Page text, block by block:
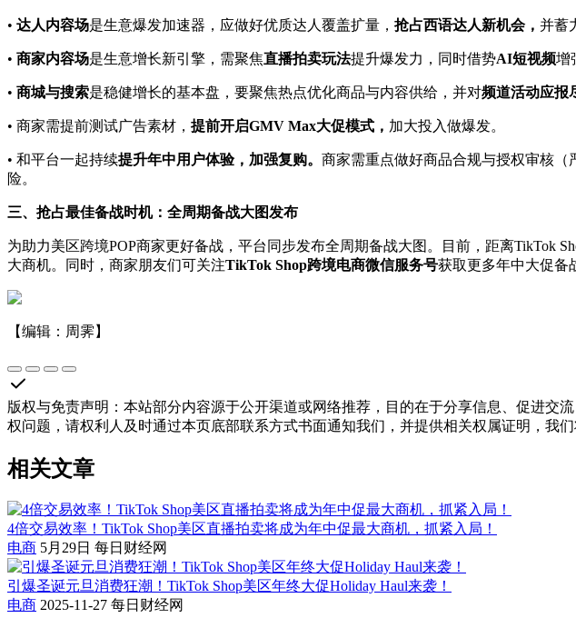
• 达人内容场是生意爆发加速器，应做好优质达人覆盖扩量， 抢占西语达人新机会， 并蓄
• 商家内容场是生意增长新引擎，需聚焦直播拍卖玩法提升爆发力，同时借势AI短视频增
• 商城与搜索是稳健增长的基本盘，要聚焦热点优化商品与内容供给，并对频道活动应报
• 商家需提前测试广告素材， 提前开启GMV Max大促模式， 加大投入做爆发。
• 和平台一起持续提升年中用户体验，加强复购。 商家需重点做好商品合规与授权审核
险。
三、抢占最佳备战时机：全周期备战大图发布
为助力美区跨境POP商家更好备战，平台同步发布全周期备战大图。目前，距离TikTok
大商机。同时，商家朋友们可关注TikTok Shop跨境电商微信服务号获取更多年中大促备
【编辑：周霁】
版权与免责声明 ： 本站部分内容源于公开渠道或网络推荐，目的在于分享信息、促进交
权问题，请权利人及时通过本页底部联系方式书面通知我们，并提供相关权属证明，我
相关文章
4倍交易效率！TikTok Shop美区直播拍卖将成为年中促最大商机，抓紧入局！
电商 5月29日 每日财经网
引爆圣诞元旦消费狂潮！TikTok Shop美区年终大促Holiday Haul来袭！
电商 2025-11-27 每日财经网